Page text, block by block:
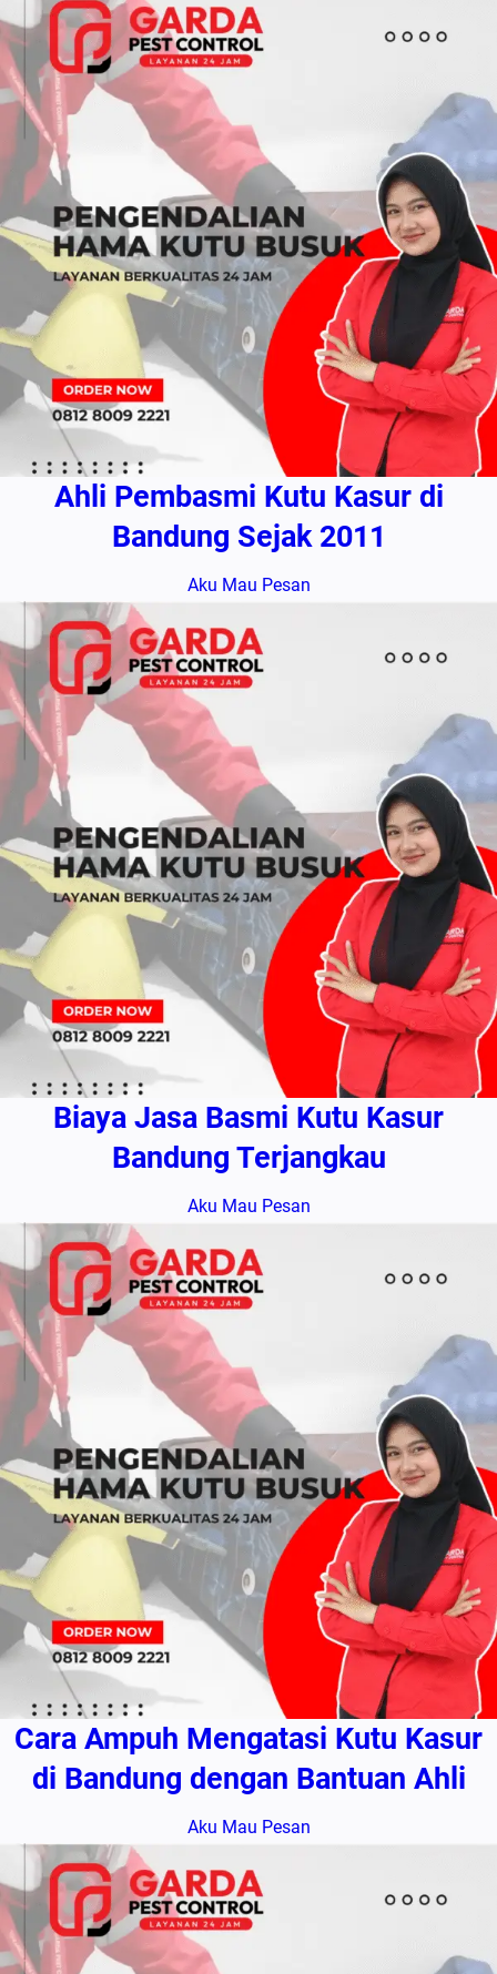
Ahli Pembasmi Kutu Kasur di
Bandung Sejak 2011
Aku Mau Pesan
Biaya Jasa Basmi Kutu Kasur
Bandung Terjangkau
Aku Mau Pesan
Cara Ampuh Mengatasi Kutu Kasur
di Bandung dengan Bantuan Ahli
Aku Mau Pesan